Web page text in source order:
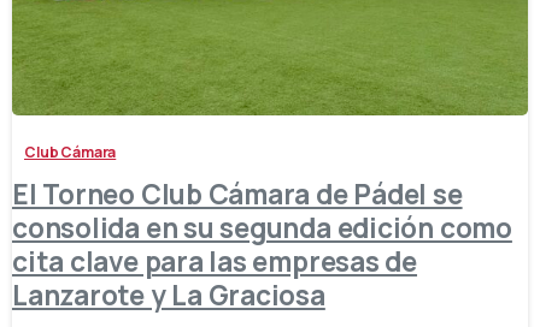
Club Cámara
El Torneo Club Cámara de Pádel se
consolida en su segunda edición como
cita clave para las empresas de
Lanzarote y La Graciosa